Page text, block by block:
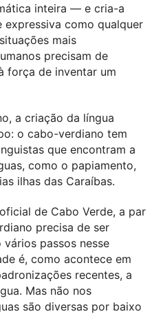
inteira — e cria-a
expressiva como qualquer
mais
precisam de
força de inventar um
a criação da língua
o cabo-verdiano tem
que encontram a
como o papiamento,
ilhas das Caraíbas.
de Cabo Verde, a par
precisa de ser
passos nesse
é, como acontece em
recentes, a
Mas não nos
são diversas por baixo